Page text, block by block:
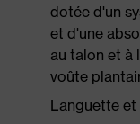
dotée d'un
et d'une
au talon et à
voûte
Languette